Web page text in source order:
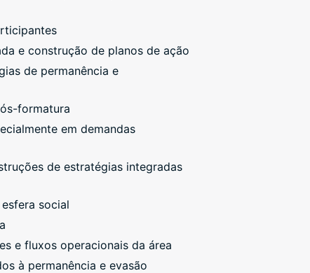
e construção de planos de ação
de permanência e
formatura
em demandas
de estratégias integradas
social
e fluxos operacionais da área
à permanência e evasão